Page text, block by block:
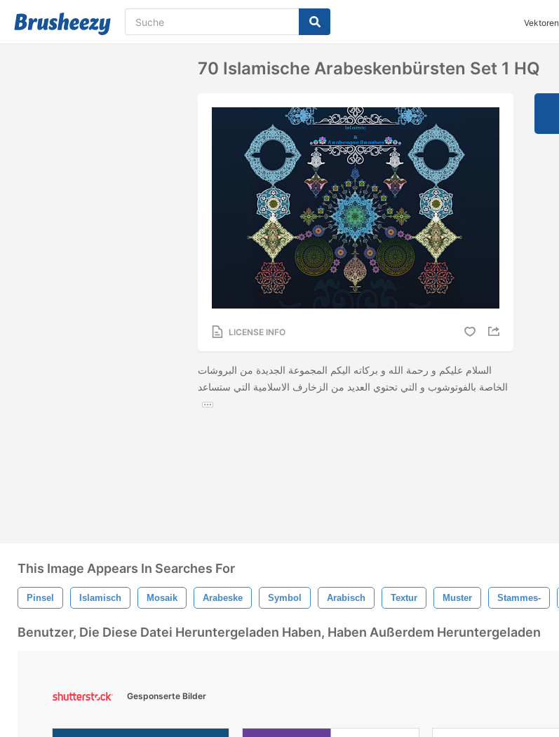
Vektoren
70 Islamische Arabeskenbürsten Set 1 HQ
LICENSE INFO
السلام عليكم و رحمة الله و بركاته اليكم المجموعة الجديدة من البروشات
الخاصة بالفوتوشوب و التي تحتوي العديد من الزخارف الاسلامية التي ستساعد
This Image Appears In Searches For
Pinsel Islamisch Mosaik Arabeske Symbol Arabisch Textur Muster Stammes-
Benutzer, Die Diese Datei Heruntergeladen Haben, Haben Außerdem Heruntergeladen
Gesponserte Bilder